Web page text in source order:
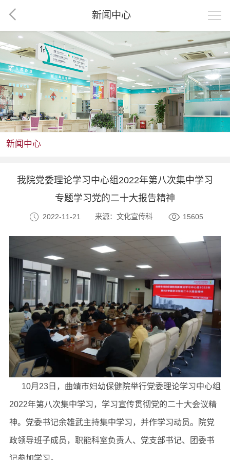
新闻中心
新闻中心
我院党委理论学习中心组2022年第八次集中学习
专题学习党的二十大报告精神
2022-11-21 来源：文化宣传科 15605
10月23日，曲靖市妇幼保健院举行党委理论学习中心组
2022年第八次集中学习，学习宣传贯彻党的二十大会议精
神。党委书记余雄武主持集中学习，并作学习动员。院党
政领导班子成员，职能科室负责人、党支部书记、团委书